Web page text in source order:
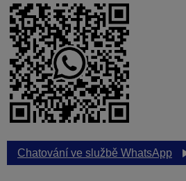
Chatování ve službě WhatsApp